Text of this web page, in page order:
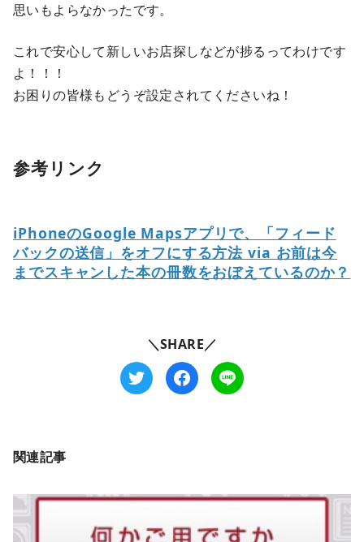
思いもよらなかったです。
これで安心して新しいお店探しなどが捗るってわけです
よ！！！
お困りの皆様もどうぞ設定されてくださいね！
参考リンク
iPhoneのGoogle Mapsアプリで、「フィード
バックの送信」をオフにする方法 via お前は今
までスキャンした本の冊数をおぼえているのか？
＼SHARE／
関連記事